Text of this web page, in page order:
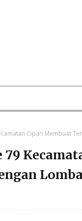
Cipari Membuat
79